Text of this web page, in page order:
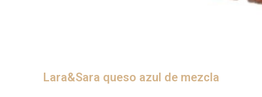
Lara&Sara queso azul de mezcla